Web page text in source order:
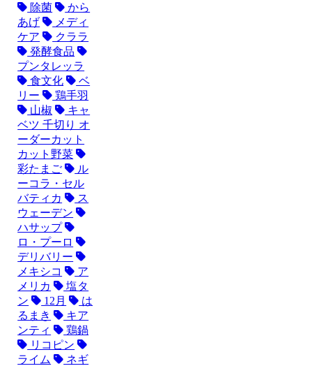
除菌
から
あげ
メディ
ケア
クララ
発酵食品
プンタレッラ
食文化
ベ
リー
鶏手羽
山椒
キャ
ベツ 千切り オ
ーダーカット
カット野菜
彩たまご
ル
ーコラ・セル
バティカ
ス
ウェーデン
ハサップ
ロ・プーロ
デリバリー
メキシコ
ア
メリカ
塩タ
ン
12月
は
るまき
キア
ンティ
鶏鍋
リコピン
ライム
ネギ